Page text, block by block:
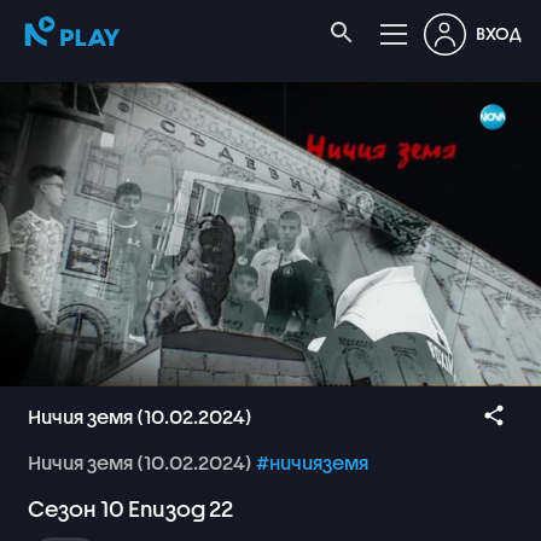
ВХОД
Ничия земя (10.02.2024)
Ничияземя (10.02.2024) #ничияземя
Сезон 10 Епизод22